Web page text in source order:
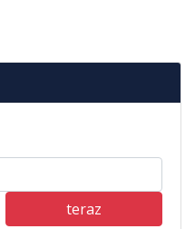
teraz